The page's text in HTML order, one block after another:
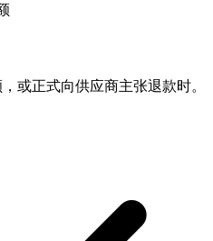
或正式向供应商主张退款时。